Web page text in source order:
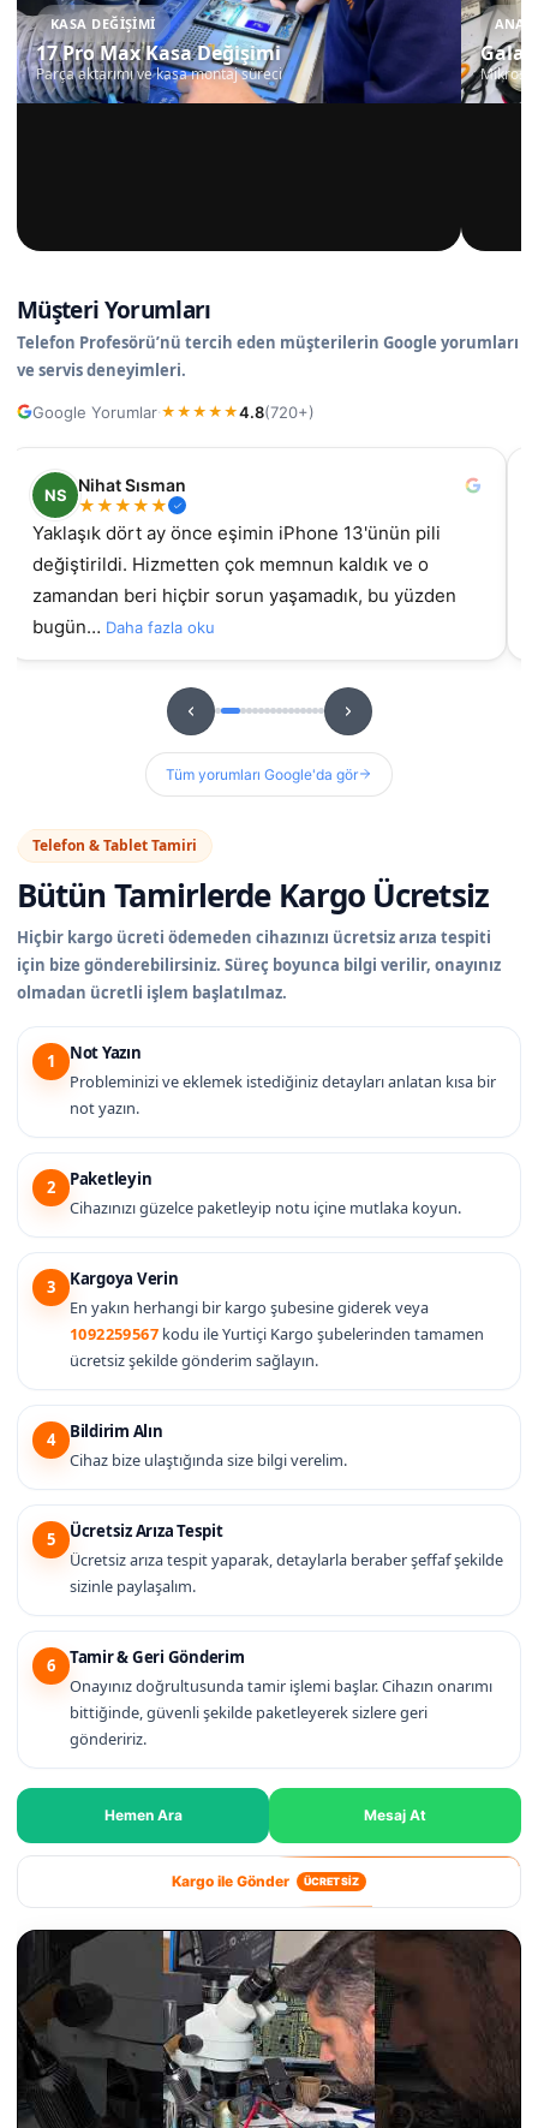
KASA DEĞIŞIMI
17 Pro Max Kasa Değişimi
Parça aktarımı ve kasa montaj süreci
Müşteri Yorumları
Telefon Profesörü’nü tercih eden müşterilerin Google yorumları
ve servis deneyimleri.
Google Yorumlar·★ ★ ★ ★ ★4.8(720+)
NS
Nihat Sısman
★★★★★
Yaklaşık dört ay önce eşimin iPhone 13'ünün pili
değiştirildi. Hizmetten çok memnun kaldık ve o
zamandan beri hiçbir sorun yaşamadık, bu yüzden
bugün… Daha fazla oku
Tüm yorumları Google'da gör
Telefon & Tablet Tamiri
Bütün Tamirlerde Kargo Ücretsiz
Hiçbir kargo ücreti ödemeden cihazınızı ücretsiz arıza tespiti
için bize gönderebilirsiniz. Süreç boyunca bilgi verilir, onayınız
olmadan ücretli işlem başlatılmaz.
1
Not Yazın
Probleminizi ve eklemek istediğiniz detayları anlatan kısa bir
not yazın.
2
Paketleyin
Cihazınızı güzelce paketleyip notu içine mutlaka koyun.
3
Kargoya Verin
En yakın herhangi bir kargo şubesine giderek veya
1092259567 kodu ile Yurtiçi Kargo şubelerinden tamamen
ücretsiz şekilde gönderim sağlayın.
4
Bildirim Alın
Cihaz bize ulaştığında size bilgi verelim.
5
Ücretsiz Arıza Tespit
Ücretsiz arıza tespit yaparak, detaylarla beraber şeffaf şekilde
sizinle paylaşalım.
6
Tamir & Geri Gönderim
Onayınız doğrultusunda tamir işlemi başlar. Cihazın onarımı
bittiğinde, güvenli şekilde paketleyerek sizlere geri
göndeririz.
Hemen Ara Mesaj At
Kargo ile Gönder ÜCRETSİZ